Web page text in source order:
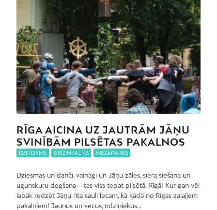
RĪGA AICINA UZ JAUTRĀM JĀŅU
SVINĪBĀM PILSĒTAS PAKALNOS
DZIRCIEMS GRĪZIŅKALNS MEŽAPARKS
Dziesmas un danči, vainagi un Jāņu zāles, siera siešana un
ugunskuru degšana – tas viss tepat pilsētā, Rīgā! Kur gan vēl
labāk redzēt Jāņu rīta sauli lecam, kā kādā no Rīgas zaļajiem
pakalniem! Jaunus un vecus, rīdziniekus…